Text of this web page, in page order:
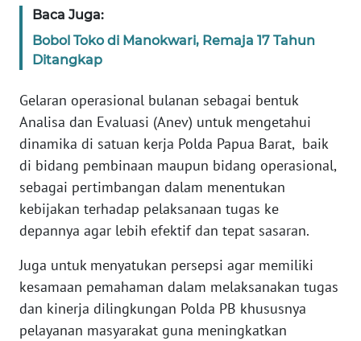
Baca Juga:
Bobol Toko di Manokwari, Remaja 17 Tahun
Ditangkap
Gelaran operasional bulanan sebagai bentuk
Analisa dan Evaluasi (Anev) untuk mengetahui
dinamika di satuan kerja Polda Papua Barat, baik
di bidang pembinaan maupun bidang operasional,
sebagai pertimbangan dalam menentukan
kebijakan terhadap pelaksanaan tugas ke
depannya agar lebih efektif dan tepat sasaran.
Juga untuk menyatukan persepsi agar memiliki
kesamaan pemahaman dalam melaksanakan tugas
dan kinerja dilingkungan Polda PB khususnya
pelayanan masyarakat guna meningkatkan
SUMUT
WN
JAKARTA
JABAR
WN
BANTEN
WN
WN
KEPRI